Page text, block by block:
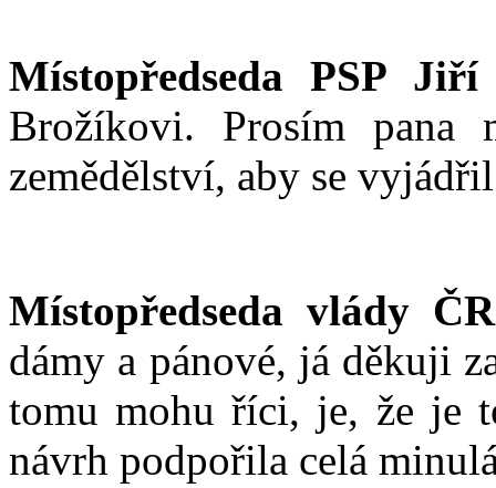
Místopředseda PSP
Brožíkovi. Prosím pana
zemědělství, aby se
Místopředseda vlády
dámy a pánové, já děkuji
tomu mohu říci, je, že je
návrh podpořila celá